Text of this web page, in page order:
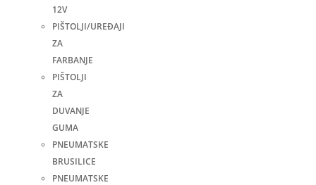
12V
PIŠTOLJI/UREĐAJI
ZA
FARBANJE
PIŠTOLJI
ZA
DUVANJE
GUMA
PNEUMATSKE
BRUSILICE
PNEUMATSKE